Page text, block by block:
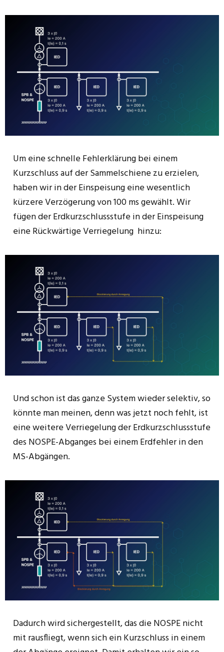
Um eine schnelle Fehlerklärung bei einem
Kurzschluss auf der Sammelschiene zu erzielen,
haben wir in der Einspeisung eine wesentlich
kürzere Verzögerung von 100 ms gewählt. Wir
fügen der Erdkurzschlussstufe in der Einspeisung
eine Rückwärtige Verriegelung hinzu:
Und schon ist das ganze System wieder selektiv, so
könnte man meinen, denn was jetzt noch fehlt, ist
eine weitere Verriegelung der Erdkurzschlussstufe
des NOSPE-Abganges bei einem Erdfehler in den
MS-Abgängen.
Dadurch wird sichergestellt, das die NOSPE nicht
mit rausfliegt, wenn sich ein Kurzschluss in einem